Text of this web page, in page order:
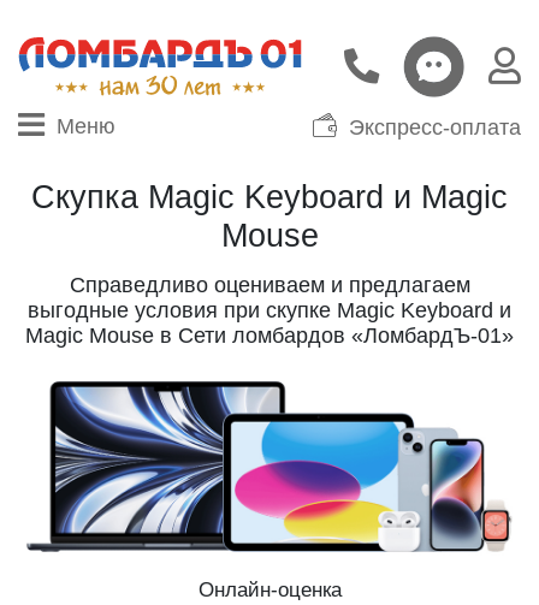
Меню Экспресс-оплата
Скупка Magic Keyboard и Magic
Mouse
Справедливо оцениваем и предлагаем
выгодные условия при скупке Magic Keyboard и
Magic Mouse в Сети ломбардов «ЛомбардЪ-01»
Онлайн-оценка